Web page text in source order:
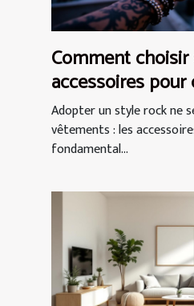
Comment choisir
accessoires
style rock ?
Adopter un style rock ne
vêtements : les
fondamental...